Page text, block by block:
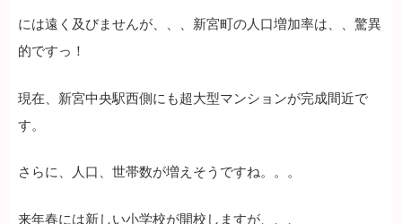
には遠く及びませんが、、、新宮町の人口増加率は、、驚異
的ですっ！
現在、新宮中央駅西側にも超大型マンションが完成間近で
す。
さらに、人口、世帯数が増えそうですね。。。
来年春には新しい小学校が開校しますが、、、